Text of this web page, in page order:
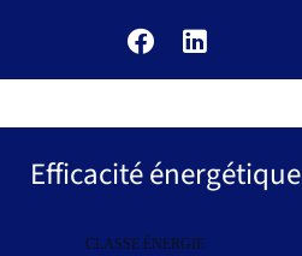
Efficacité énergétique